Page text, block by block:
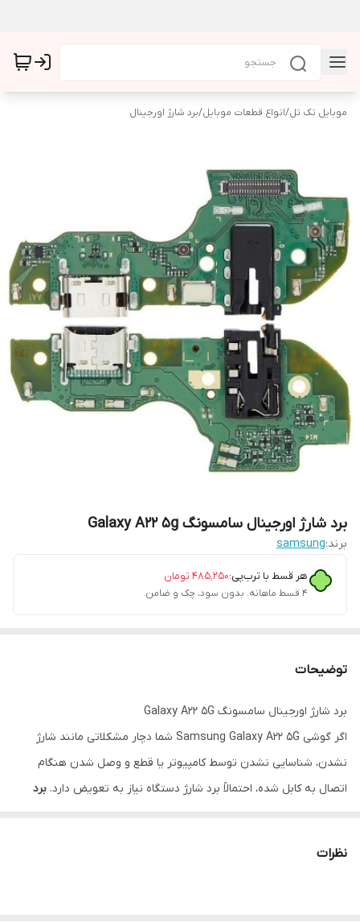
موبایل تک تل/انواع قطعات موبایل/برد شارژ اورجینال
برد شارژ اورجینال سامسونگ Galaxy A22 5g
برند:samsung
هر قسط با ترب‌پی:۴۸۵٬۲۵۰ تومان
۴ قسط ماهانه. بدون سود، چک و ضامن.
توضیحات
برد شارژ اورجینال سامسونگ Galaxy A22 5G
اگر گوشی Samsung Galaxy A22 5G شما دچار مشکلاتی مانند شارژ
نشدن، شناسایی نشدن توسط کامپیوتر یا قطع و وصل شدن هنگام
اتصال به کابل شده، احتمالاً برد شارژ دستگاه نیاز به تعویض دارد. برد
ویژگی‌ها:
نظرات